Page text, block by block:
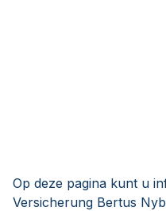
Op deze pagina kunt u
Versicherung Bertus